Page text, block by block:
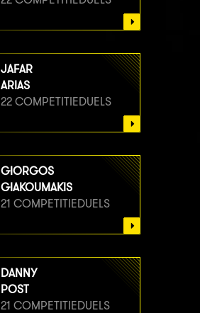
JAFAR
ARIAS
22 COMPETITIEDUELS
GIORGOS
GIAKOUMAKIS
21 COMPETITIEDUELS
DANNY
POST
21 COMPETITIEDUELS